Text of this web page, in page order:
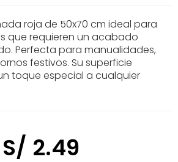
roja de 50x70 cm ideal para
que requieren un acabado
Perfecta para manualidades,
festivos. Su superficie
toque especial a cualquier
S/ 2.49